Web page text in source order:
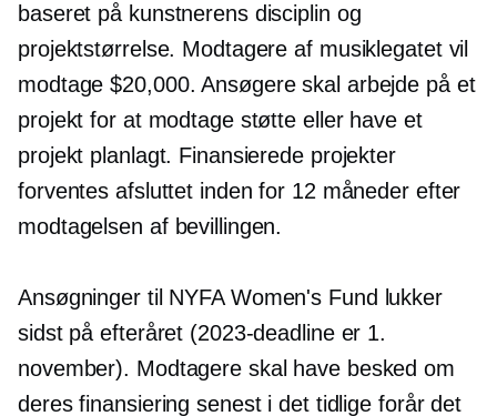
baseret på kunstnerens disciplin og
projektstørrelse. Modtagere af musiklegatet vil
modtage $20,000. Ansøgere skal arbejde på et
projekt for at modtage støtte eller have et
projekt planlagt. Finansierede projekter
forventes afsluttet inden for 12 måneder efter
modtagelsen af ​​bevillingen.
Ansøgninger til NYFA Women's Fund lukker
sidst på efteråret (2023-deadline er 1.
november). Modtagere skal have besked om
deres finansiering senest i det tidlige forår det